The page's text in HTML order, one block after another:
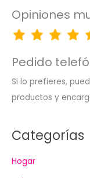
Opiniones
Pedido
Si lo prefieres,
productos y
Categorías
Hogar